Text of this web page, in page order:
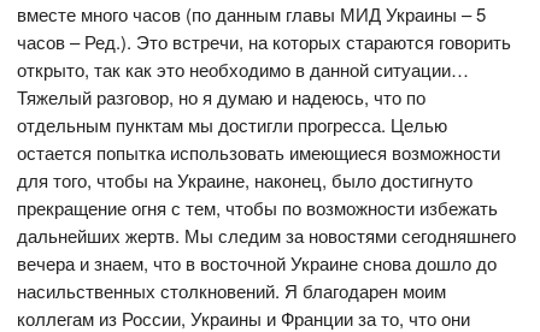
вместе много часов (по данным главы МИД Украины – 5
часов – Ред.). Это встречи, на которых стараются говорить
открыто, так как это необходимо в данной ситуации…
Тяжелый разговор, но я думаю и надеюсь, что по
отдельным пунктам мы достигли прогресса. Целью
остается попытка использовать имеющиеся возможности
для того, чтобы на Украине, наконец, было достигнуто
прекращение огня с тем, чтобы по возможности избежать
дальнейших жертв. Мы следим за новостями сегодняшнего
вечера и знаем, что в восточной Украине снова дошло до
насильственных столкновений. Я благодарен моим
коллегам из России, Украины и Франции за то, что они